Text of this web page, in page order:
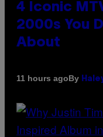
4 Iconic
2000s You
About
11 hours agoBy